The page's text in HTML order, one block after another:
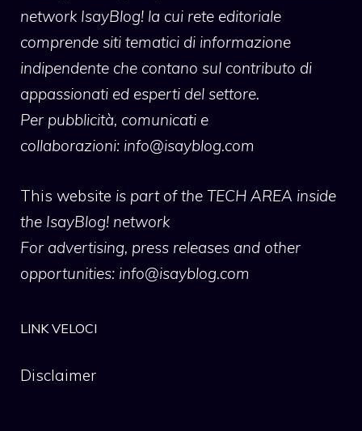
network IsayBlog! la cui rete editoriale
comprende siti tematici di informazione
indipendente che contano sul contributo di
appassionati ed esperti del settore.
Per pubblicità, comunicati e
collaborazioni: info@isayblog.com
This website is part of the TECH AREA inside
the IsayBlog! network
For advertising, press releases and other
opportunities: info@isayblog.com
LINK VELOCI
Disclaimer